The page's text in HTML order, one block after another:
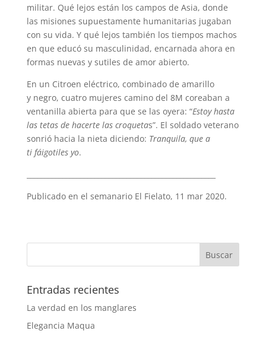
militar. Qué lejos están los campos de Asia, donde
las misiones supuestamente humanitarias jugaban
con su vida. Y qué lejos también los tiempos machos
en que educó su masculinidad, encarnada ahora en
formas nuevas y sutiles de amor abierto.
En un Citroen eléctrico, combinado de amarillo
y negro, cuatro mujeres camino del 8M coreaban a
ventanilla abierta para que se las oyera: “Estoy hasta
las tetas de hacerte las croquetas”. El soldado veterano
sonrió hacia la nieta diciendo: Tranquila, que a
ti fáigotiles yo.
Publicado en el semanario El Fielato, 11 mar 2020.
Entradas recientes
La verdad en los manglares
Elegancia Maqua